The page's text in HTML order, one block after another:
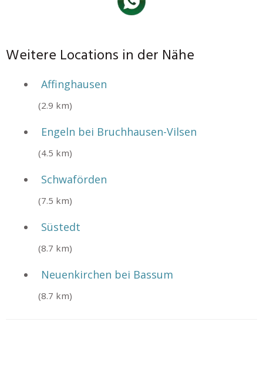
Weitere Locations in der Nähe
Affinghausen
(2.9 km)
Engeln bei Bruchhausen-Vilsen
(4.5 km)
Schwaförden
(7.5 km)
Süstedt
(8.7 km)
Neuenkirchen bei Bassum
(8.7 km)